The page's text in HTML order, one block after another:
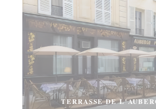
TERRASSE DE